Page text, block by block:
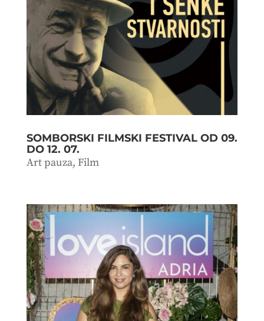
SOMBORSKI FILMSKI FESTIVAL OD 09.
DO 12. 07.
Art pauza, Film